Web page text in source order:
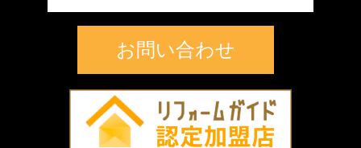
お問い合わせ